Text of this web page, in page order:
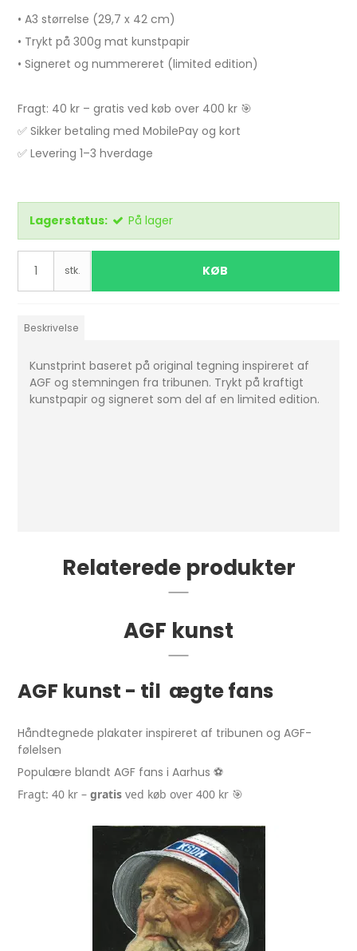
• A3 størrelse (29,7 x 42 cm)
• Trykt på 300g mat kunstpapir
• Signeret og nummereret (limited edition)
Fragt: 40 kr – gratis ved køb over 400 kr 🎯
✅ Sikker betaling med MobilePay og kort
✅ Levering 1–3 hverdage
Lagerstatus: På lager
stk. KØB
Beskrivelse
Kunstprint baseret på original tegning inspireret af
AGF og stemningen fra tribunen. Trykt på kraftigt
kunstpapir og signeret som del af en limited edition.
Relaterede produkter
AGF kunst
AGF kunst - til ægte fans
Håndtegnede plakater inspireret af tribunen og AGF-
følelsen
Populære blandt AGF fans i Aarhus ⚽
Fragt: 40 kr –gratis ved køb over 400 kr 🎯